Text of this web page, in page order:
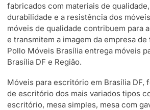
fabricados com materiais de
durabilidade e a resistência dos
móveis de qualidade contribuem para
e transmitem a imagem da empresa
Pollo Móveis Brasília entrega móveis
Brasília DF e Região.
Móveis para escritório em Brasília DF,
de escritório dos mais variados tipos
escritório, mesa simples, mesa com